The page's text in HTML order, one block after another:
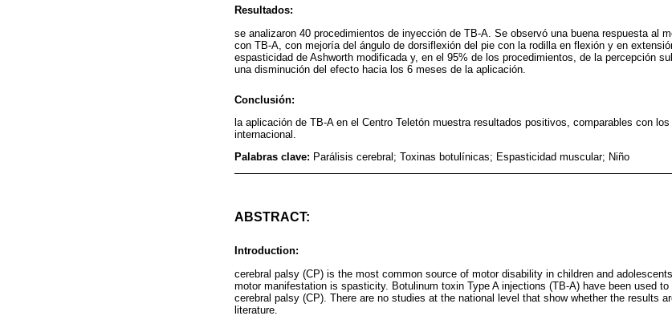
Resultados:
se analizaron 40 procedimientos de inyección de TB-A. Se observó una buena respuesta al
con TB-A, con mejoría del ángulo de dorsiflexión del pie con la rodilla en flexión y en
espasticidad de Ashworth modificada y, en el 95% de los procedimientos, de la percepción
una disminución del efecto hacia los 6 meses de la aplicación.
Conclusión:
la aplicación de TB-A en el Centro Teletón muestra resultados positivos, comparables con
internacional.
Palabras clave: Parálisis cerebral; Toxinas botulínicas; Espasticidad muscular; Niño
ABSTRACT:
Introduction:
cerebral palsy (CP) is the most common source of motor disability in children and
motor manifestation is spasticity. Botulinum toxin Type A injections (TB-A) have been used
cerebral palsy (CP). There are no studies at the national level that show whether the results
literature.